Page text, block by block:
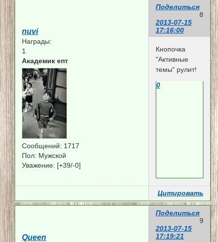
Поделиться
8
2013-07-15
17:16:00
nuvi
Награды:
1
Академик епт
Сообщений: 1717
Пол: Мужской
Уважение: [+39/-0]
Кнопочка
"Активные
темы" рулит!
0
Цитировать
Поделиться
9
2013-07-15
17:19:21
Queen